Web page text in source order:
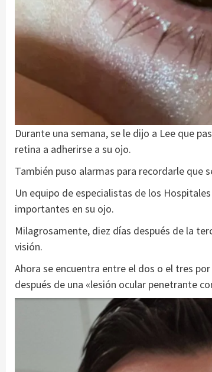
Durante una semana, se le dijo a Lee que
retina a adherirse a su ojo.
También puso alarmas para recordarle
Un equipo de especialistas de los
importantes en su ojo.
Milagrosamente, diez días después de la
visión.
Ahora se encuentra entre el dos o el tres
después de una «lesión ocular penetrante